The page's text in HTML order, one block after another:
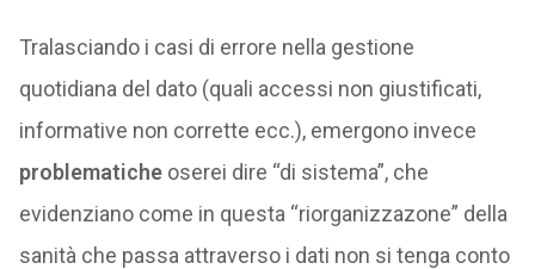
Tralasciando i casi di errore nella gestione
quotidiana del dato (quali accessi non giustificati,
informative non corrette ecc.), emergono invece
problematicheoserei dire “di sistema”, che
evidenziano come in questa “riorganizzazone” della
sanità che passa attraverso i dati non si tenga conto